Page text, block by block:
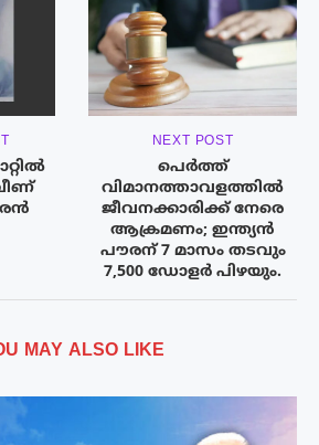
NEXT POST
പെർത്ത്
വിമാനത്താവളത്തിൽ
ജീവനക്കാരിക്ക് നേരെ
ആക്രമണം; ഇന്ത്യൻ
പൗരന് 7 മാസം തടവും
7,500 ഡോളർ പിഴയും.
MAY ALSO LIKE